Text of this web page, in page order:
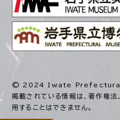
© 2024 Iwate
掲載されている情報は、著作権
用することはできません。